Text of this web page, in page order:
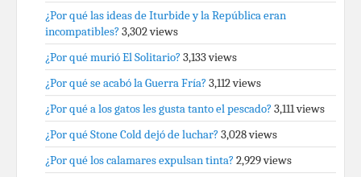
¿Por qué las ideas de Iturbide y la República eran
incompatibles? 3,302 views
¿Por qué murió El Solitario? 3,133 views
¿Por qué se acabó la Guerra Fría? 3,112 views
¿Por qué a los gatos les gusta tanto el pescado? 3,111 views
¿Por qué Stone Cold dejó de luchar? 3,028 views
¿Por qué los calamares expulsan tinta? 2,929 views